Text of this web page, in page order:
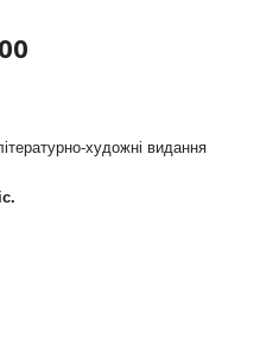
художні видання